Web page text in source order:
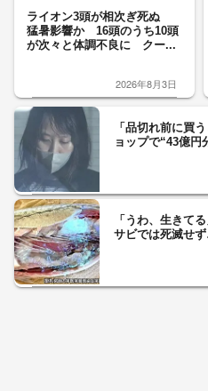
ライオン3頭が相次ぎ死ぬ
猛暑影響か 16頭のうち10頭
が次々と体調不良に クー...
2026年8月3日
「品切れ前に買
ョップで“43億
「うわ、生きて
サビでは死滅せ